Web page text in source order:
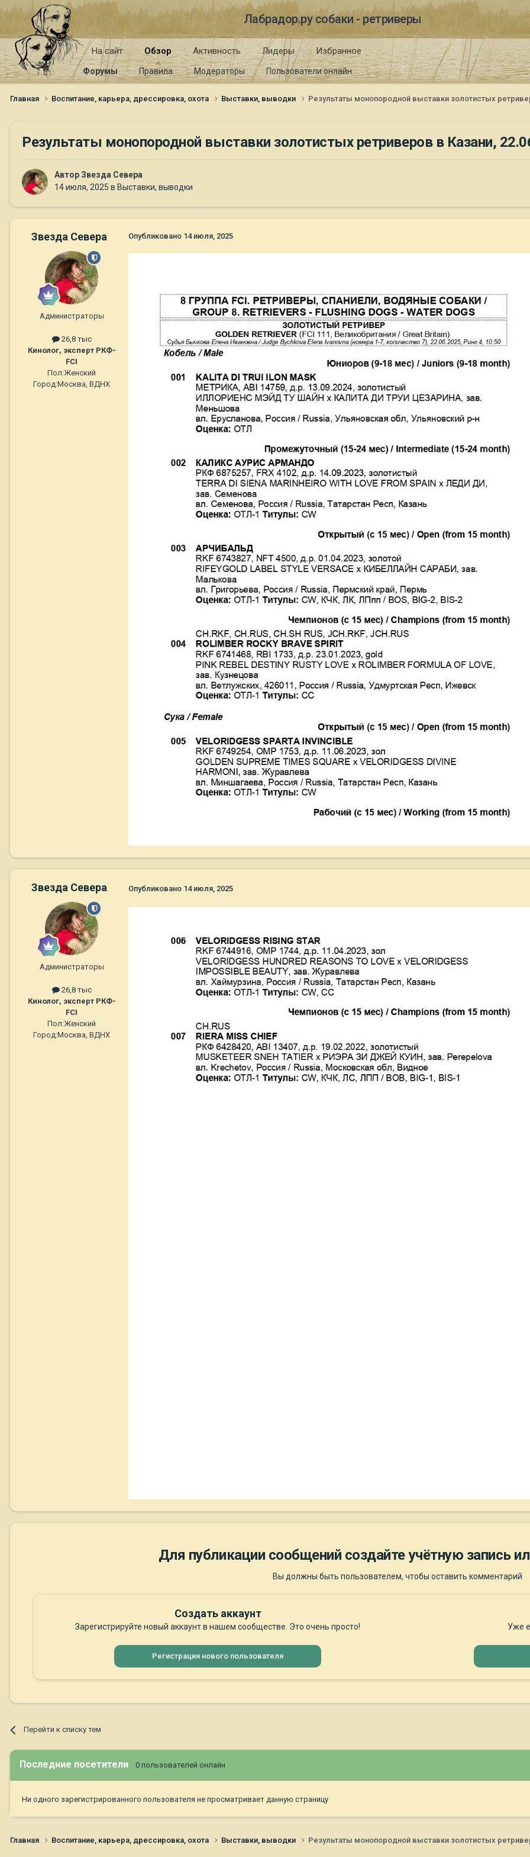
Лабрадор.ру собаки - ретриверы
На сайт Обзор
Форумы Правила Модераторы Пользователи онлайн
Активность Лидеры Избранное
Главная Воспитание, карьера, дрессировка, охота Выставки, выводки Результаты монопородной выставки золотистых
Результаты монопородной выставки золотистых ретриверов в Казани,
Автор Звезда Севера
14 июля, 2025 в Выставки, выводки
Звезда Севера
Администраторы
26,8 тыс
Кинолог, эксперт РКФ-
FCI
Пол:Женский
Город:Москва, ВДНХ
Опубликовано 14 июля, 2025
Звезда Севера
Администраторы
26,8 тыс
Кинолог, эксперт РКФ-
FCI
Пол:Женский
Город:Москва, ВДНХ
Опубликовано 14 июля, 2025
Для публикации сообщений создайте учётную запись
Вы должны быть пользователем, чтобы оставить комментарий
Создать аккаунт
Зарегистрируйте новый аккаунт в нашем сообществе. Это очень просто!
Регистрация нового пользователя
Уже
Перейти к списку тем
Последние посетители 0 пользователей онлайн
Ни одного зарегистрированного пользователя не просматривает данную страницу
Главная Воспитание, карьера, дрессировка, охота Выставки, выводки Результаты монопородной выставки золотистых